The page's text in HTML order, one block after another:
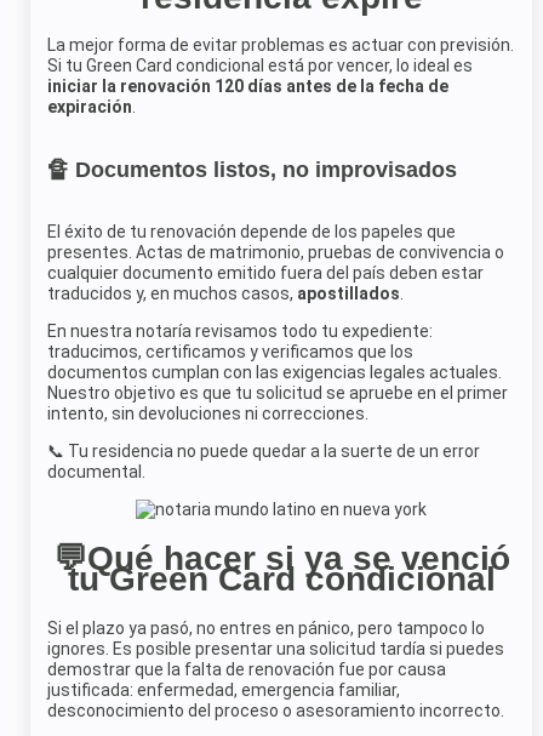
La mejor forma de evitar problemas es actuar con previsión.
Si tu Green Card condicional está por vencer, lo ideal es
iniciar la renovación 120 días antes de la fecha de
expiración
🔏 Documentos listos, no improvisados
El éxito de tu renovación depende de los papeles que
presentes. Actas de matrimonio, pruebas de convivencia o
cualquier documento emitido fuera del país deben estar
traducidos y, en muchos casos, apostillados
En nuestra notaría revisamos todo tu expediente:
traducimos, certificamos y verificamos que los
documentos cumplan con las exigencias legales actuales.
Nuestro objetivo es que tu solicitud se apruebe en el primer
intento, sin devoluciones ni correcciones.
📞 Tu residencia no puede quedar a la suerte de un error
documental.
💬Qué hacer si ya se venció
tu Green Card condicional
Si el plazo ya pasó, no entres en pánico, pero tampoco lo
ignores. Es posible presentar una solicitud tardía si puedes
demostrar que la falta de renovación fue por causa
justificada: enfermedad, emergencia familiar,
desconocimiento del proceso o asesoramiento incorrecto.